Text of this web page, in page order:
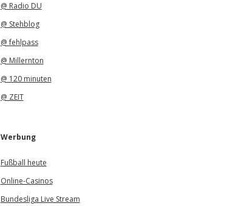
@ Radio DU
@ Stehblog
@ fehlpass
@ Millernton
@ 120 minuten
@ ZEIT
Werbung
Fußball heute
Online-Casinos
Bundesliga Live Stream